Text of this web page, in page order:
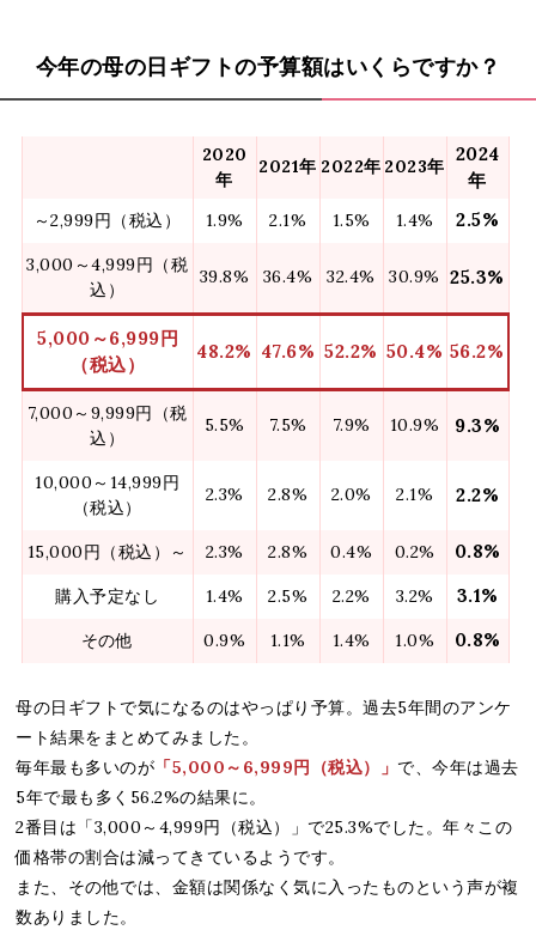
今年の母の日ギフトの予算額はいくらですか？
2020
年
2021年 2022年 2023年
2024
年
～2,999円（税込） 1.9% 2.1% 1.5% 1.4% 2.5%
3,000～4,999円（税
込）
39.8% 36.4% 32.4% 30.9% 25.3%
5,000～6,999円
（税込）
48.2% 47.6% 52.2% 50.4% 56.2%
7,000～9,999円（税
込）
5.5% 7.5% 7.9% 10.9% 9.3%
10,000～14,999円
（税込）
2.3% 2.8% 2.0% 2.1% 2.2%
15,000円（税込）～ 2.3% 2.8% 0.4% 0.2% 0.8%
購入予定なし 1.4% 2.5% 2.2% 3.2% 3.1%
その他 0.9% 1.1% 1.4% 1.0% 0.8%
母の日ギフトで気になるのはやっぱり予算。過去5年間のアンケ
ート結果をまとめてみました。
毎年最も多いのが 「5,000～6,999円（税込）」 で、今年は過去
5年で最も多く56.2%の結果に。
2番目は「3,000～4,999円（税込）」で25.3%でした。年々この
価格帯の割合は減ってきているようです。
また、その他では、金額は関係なく気に入ったものという声が複
数ありました。